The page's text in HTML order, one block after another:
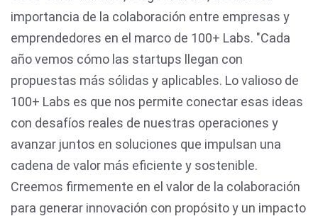
importancia de la colaboración entre empresas y
emprendedores en el marco de 100+ Labs. "Cada
año vemos cómo las startups llegan con
propuestas más sólidas y aplicables. Lo valioso de
100+ Labs es que nos permite conectar esas ideas
con desafíos reales de nuestras operaciones y
avanzar juntos en soluciones que impulsan una
cadena de valor más eficiente y sostenible.
Creemos firmemente en el valor de la colaboración
para generar innovación con propósito y un impacto